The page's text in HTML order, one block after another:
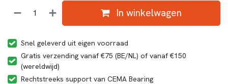
In winkelwagen
Snel geleverd uit eigen voorraad
Gratis verzending vanaf €75 (BE/NL) of vanaf €150
(wereldwijd)
Rechtstreeks support van CEMA Bearing